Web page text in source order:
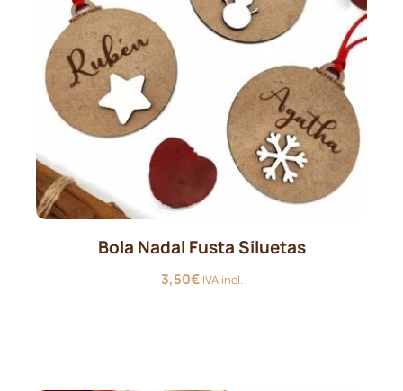
Bola Nadal Fusta Siluetas
3,50€ IVA incl.